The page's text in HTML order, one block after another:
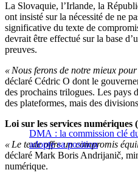
La Slovaquie, l’Irlande, la
ont insisté sur la nécessité de ne
significative du texte de
devrait être effectué sur la base
preuves.
« Nous ferons de notre mieux
déclaré Cédric O dont le
des prochains trilogues. Les pays
des plateformes, mais des
DMA : la commission clé
adopte sa position
Loi sur les services numériques
« Le texte offre un compromis
déclaré Mark Boris Andrijanič,
numérique.